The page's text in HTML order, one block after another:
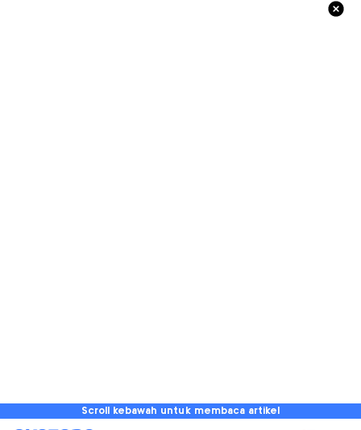
Scroll kebawah untuk membaca artikel